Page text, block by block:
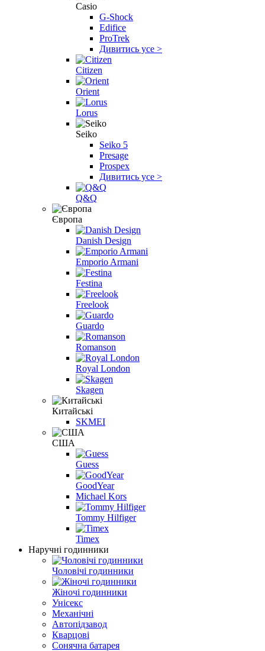
Casio
G-Shock
Edifice
ProTrek
Дивитись усе >
Citizen
Orient
Lorus
Seiko
Seiko 5
Presage
Prospex
Дивитись усе >
Q&Q
Європа
Danish Design
Emporio Armani
Festina
Freelook
Guardo
Romanson
Royal London
Skagen
Китайські
SKMEI
США
Guess
GoodYear
Michael Kors
Tommy Hilfiger
Timex
Наручні годинники
Чоловічі годинники
Жіночі годинники
Унісекс
Механічні
Автопідзавод
Кварцові
Сонячна батарея